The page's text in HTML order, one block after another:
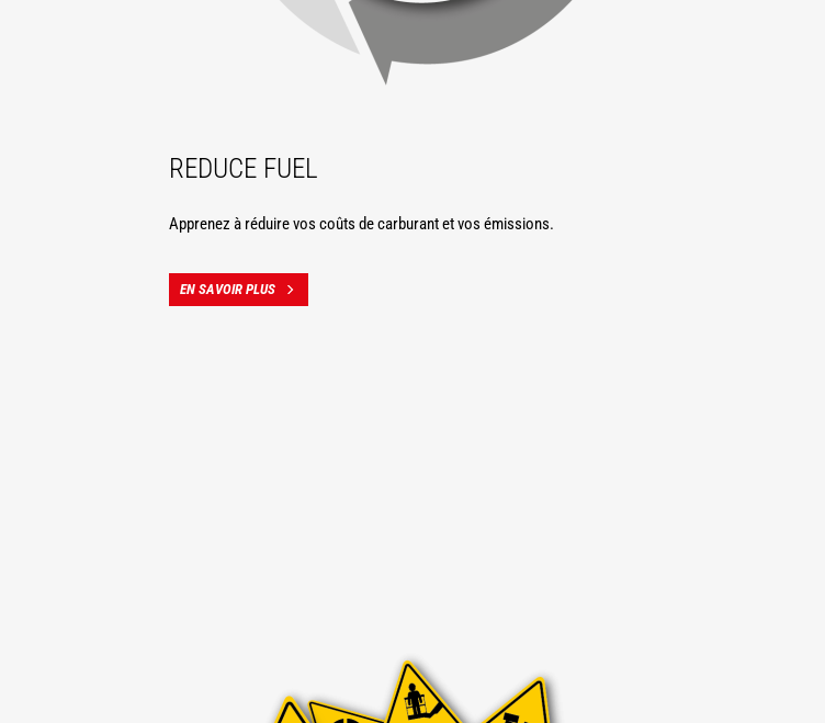
REDUCE FUEL
Apprenez à réduire vos coûts de carburant et vos émissions.
EN SAVOIR PLUS